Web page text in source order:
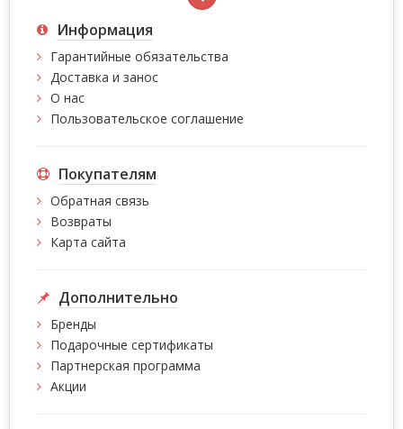
Информация
Гарантийные обязательства
Доставка и занос
О нас
Пользовательское соглашение
Покупателям
Обратная связь
Возвраты
Карта сайта
Дополнительно
Бренды
Подарочные сертификаты
Партнерская программа
Акции